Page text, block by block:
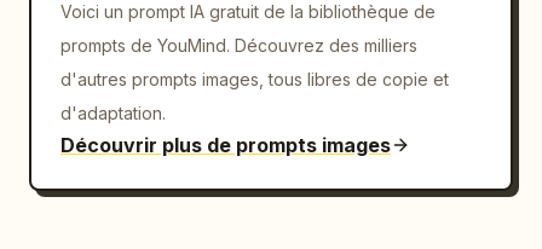
Voici un prompt IA gratuit de la bibliothèque de
prompts de YouMind. Découvrez des milliers
d'autres prompts images, tous libres de copie et
d'adaptation.
Découvrir plus de prompts images